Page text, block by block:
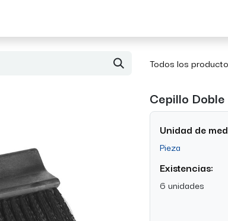
Todos los
Cepillo
Unidad de
Pieza
Existencias:
6 unidades